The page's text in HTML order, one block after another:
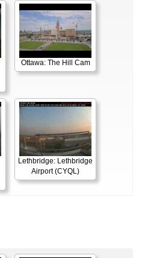
Ottawa: The Hill Cam
Lethbridge: Lethbridge
Airport (CYQL)